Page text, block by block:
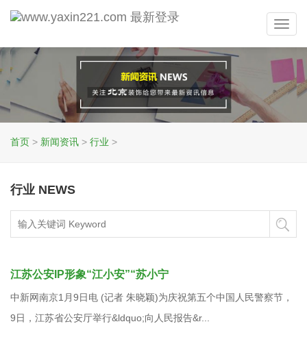
首页 > 新闻资讯 > 行业 >
行业 NEWS
江苏公安IP形象“江小安”“苏小宁
中新网南京1月9日电 (记者 朱晓颖)为庆祝第五个中国人民警察节，
9日，江苏省公安厅举行&ldquo;向人民报告&r...